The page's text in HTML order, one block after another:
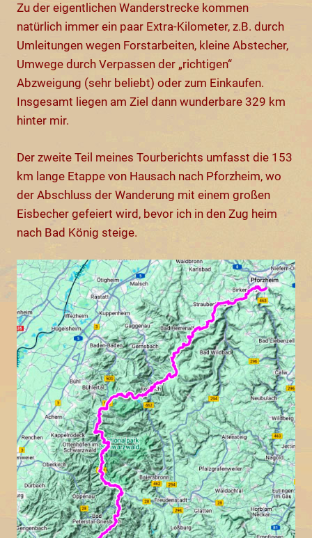
Zu der eigentlichen Wanderstrecke kommen
natürlich immer ein paar Extra-Kilometer, z.B. durch
Umleitungen wegen Forstarbeiten, kleine Abstecher,
Umwege durch Verpassen der „richtigen“
Abzweigung (sehr beliebt) oder zum Einkaufen.
Insgesamt liegen am Ziel dann wunderbare 329 km
hinter mir.
Der zweite Teil meines Tourberichts umfasst die 153
km lange Etappe von Hausach nach Pforzheim, wo
der Abschluss der Wanderung mit einem großen
Eisbecher gefeiert wird, bevor ich in den Zug heim
nach Bad König steige.